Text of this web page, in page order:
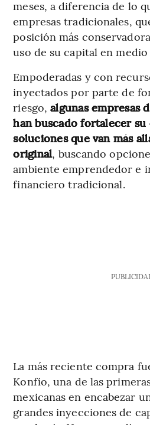
meses, a diferencia de lo
empresas tradicionales,
posición más
uso de su capital en
Empoderadas y con
inyectados por parte de
riesgo,algunas empresas
han buscado fortalecer
soluciones que van más
original, buscando
ambiente emprendedor e
financiero tradicional.
La más reciente compra
Konfío, una de las
mexicanas en encabezar
grandes inyecciones de